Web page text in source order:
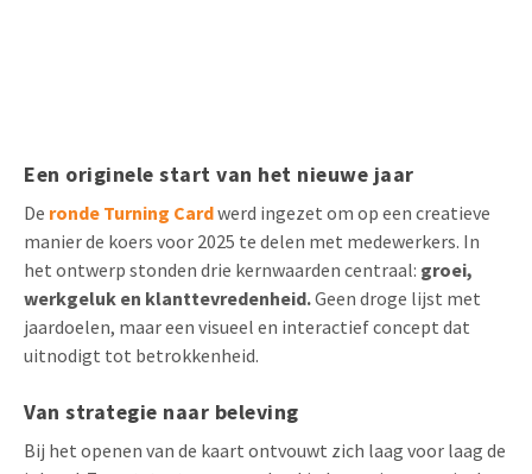
Een originele start van het nieuwe jaar
De ronde Turning Cardwerd ingezet om op een creatieve
manier de koers voor 2025 te delen met medewerkers. In
het ontwerp stonden drie kernwaarden centraal: groei,
werkgeluk en klanttevredenheid.Geen droge lijst met
jaardoelen, maar een visueel en interactief concept dat
uitnodigt tot betrokkenheid.
Van strategie naar beleving
Bij het openen van de kaart ontvouwt zich laag voor laag de